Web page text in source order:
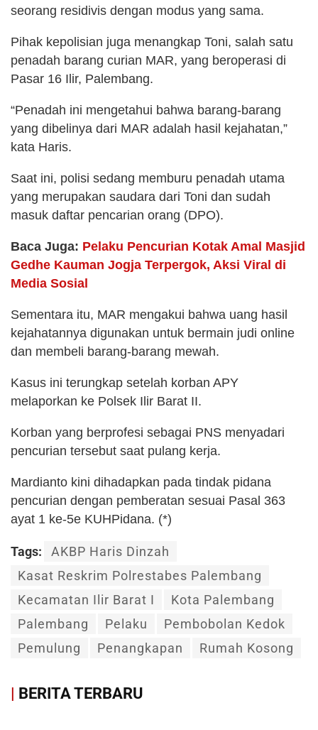
seorang residivis dengan modus yang sama.
Pihak kepolisian juga menangkap Toni, salah satu
penadah barang curian MAR, yang beroperasi di
Pasar 16 Ilir, Palembang.
“Penadah ini mengetahui bahwa barang-barang
yang dibelinya dari MAR adalah hasil kejahatan,”
kata Haris.
Saat ini, polisi sedang memburu penadah utama
yang merupakan saudara dari Toni dan sudah
masuk daftar pencarian orang (DPO).
Baca Juga: Pelaku Pencurian Kotak Amal Masjid
Gedhe Kauman Jogja Terpergok, Aksi Viral di
Media Sosial
Sementara itu, MAR mengakui bahwa uang hasil
kejahatannya digunakan untuk bermain judi online
dan membeli barang-barang mewah.
Kasus ini terungkap setelah korban APY
melaporkan ke Polsek Ilir Barat II.
Korban yang berprofesi sebagai PNS menyadari
pencurian tersebut saat pulang kerja.
Mardianto kini dihadapkan pada tindak pidana
pencurian dengan pemberatan sesuai Pasal 363
ayat 1 ke-5e KUHPidana. (*)
Tags:
AKBP Haris Dinzah
Kasat Reskrim Polrestabes Palembang
Kecamatan Ilir Barat I
Kota Palembang
Palembang
Pelaku
Pembobolan Kedok
Pemulung
Penangkapan Rumah Kosong
| BERITA TERBARU